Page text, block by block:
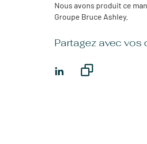
Nous avons produit ce
Groupe Bruce Ashley.
Partagez avec vos